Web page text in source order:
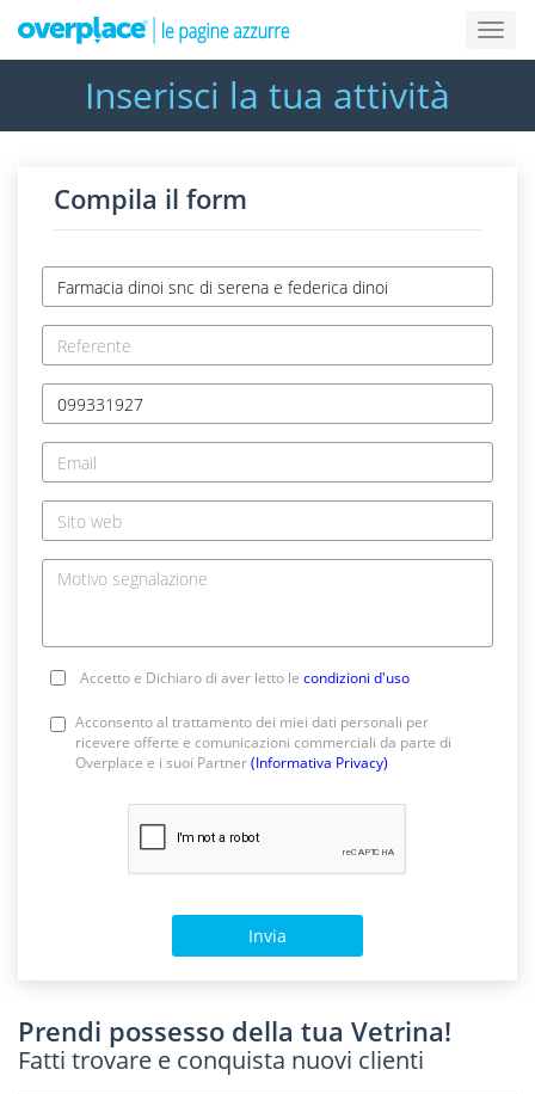
Inserisci la tua attività
Compila il form
Accetto e Dichiaro di aver letto le condizioni d'uso
Acconsento al trattamento dei miei dati personali per
ricevere offerte e comunicazioni commerciali da parte di
Overplace e i suoi Partner(Informativa Privacy)
Invia
Prendi possesso della tua Vetrina!
Fatti trovare e conquista nuovi clienti